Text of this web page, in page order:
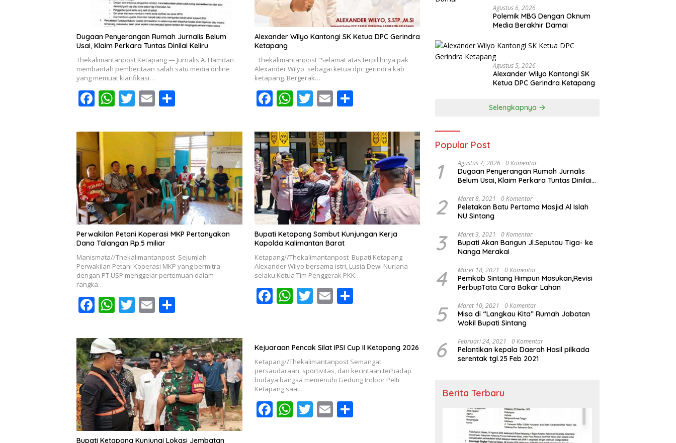
Dugaan Penyerangan Rumah Jurnalis Belum
Usai, Klaim Perkara Tuntas Dinilai Keliru
Thekalimantanpost Ketapang — Jurnalis A. Hamdan
membantah pemberitaan salah satu media online
yang memuat klarifikasi…
F
e
b
o
o
k
W
at
A
p
p
T
itt
E
ai
l
ar
e
Alexander Wilyo Kantongi SK Ketua DPC Gerindra
Ketapang
Thekalimantanpost “Selamat atas terpilihnya pak
Alexander Wilyo sebagai ketua dpc gerindra kab
ketapang. Bergerak…
F
e
b
o
o
k
W
at
s
A
p
p
T
itt
er
E
ai
l
S
ar
Perwakilan Petani Koperasi MKP Pertanyakan
Dana Talangan Rp.5 miliar
Manismata//Thekalimantanpost Sejumlah
Perwakilan Petani Koperasi MKP yang bermitra
dengan PT USP menggelar pertemuan dalam
rangka…
F
e
b
o
o
k
W
at
s
A
p
p
T
itt
er
E
ai
l
ar
e
Bupati Ketapang Sambut Kunjungan Kerja
Kapolda Kalimantan Barat
Ketapang//Thekalimantanpost Bupati Ketapang
Alexander Wilyo bersama istri, Lusia Dewi Nurjana
selaku Ketua Tim Penggerak PKK…
F
b
o
o
k
W
s
A
p
p
T
er
E
l
S
e
Bupati Ketapang Kunjungi Lokasi Jembatan
Kejuaraan Pencak Silat IPSI Cup II Ketapang 2026
Ketapang//Thekalimantanpost Semangat
persaudaraan, sportivitas, dan kecintaan terhadap
budaya bangsa memenuhi Gedung Indoor Pelti
Ketapang saat…
F W T E S
Agustus 6, 2026
Polemik MBG Dengan Oknum
Media Berakhir Damai
Agustus 5, 2026
Alexander Wilyo Kantongi SK
Ketua DPC Gerindra Ketapang
Selengkapnya
Popular Post
1 Agustus 7, 2026 0 Komentar
Dugaan Penyerangan Rumah Jurnalis
Belum Usai, Klaim Perkara Tuntas Dinilai
2 Maret 8, 2021 0 Komentar
Peletakan Batu Pertama Masjid Al Islah
NU Sintang
3 Maret 3, 2021 0 Komentar
Bupati Akan Bangun Jl.Seputau Tiga- ke
Nanga Merakai
4 Maret 18, 2021 0 Komentar
Pemkab Sintang Himpun Masukan,Revisi
PerbupTata Cara Bakar Lahan
5 Maret 10, 2021 0 Komentar
Misa di “Langkau Kita” Rumah Jabatan
Wakil Bupati Sintang
6 Februari 24, 2021 0 Komentar
Pelantikan kepala Daerah Hasil pilkada
serentak tgl.25 Feb 2021
Berita Terbaru